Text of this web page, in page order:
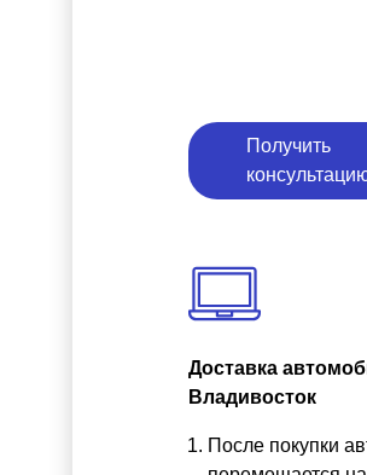
Получить
Доставка
Владивосток
После покупки